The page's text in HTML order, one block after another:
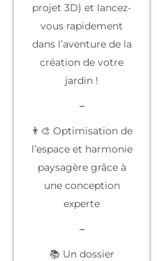
projet 3D) et lancez-
vous rapidement
dans l’aventure de la
création de votre
jardin !
–
👨‍🎨 Optimisation de
l’espace et harmonie
paysagère grâce à
une conception
experte
–
📚 Un dossier